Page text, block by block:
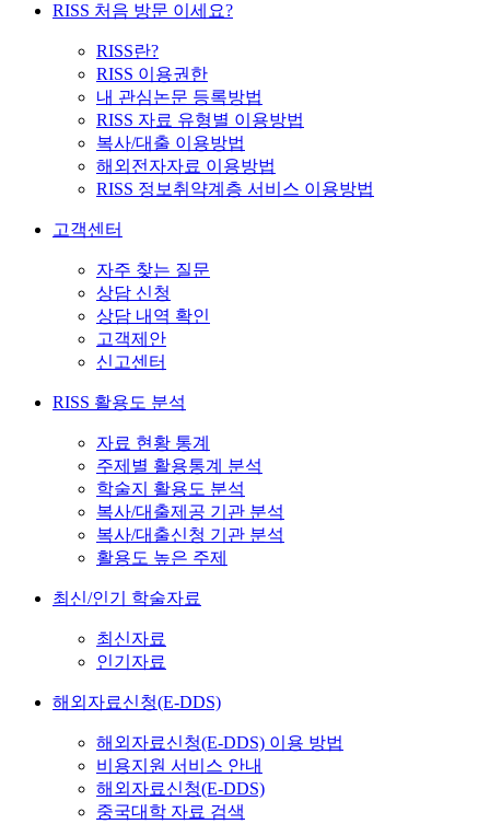
RISS 처음 방문 이세요?
RISS란?
RISS 이용권한
내 관심논문 등록방법
RISS 자료 유형별 이용방법
복사/대출 이용방법
해외전자자료 이용방법
RISS 정보취약계층 서비스 이용방법
고객센터
자주 찾는 질문
상담 신청
상담 내역 확인
고객제안
신고센터
RISS 활용도 분석
자료 현황 통계
주제별 활용통계 분석
학술지 활용도 분석
복사/대출제공 기관 분석
복사/대출신청 기관 분석
활용도 높은 주제
최신/인기 학술자료
최신자료
인기자료
해외자료신청(E-DDS)
해외자료신청(E-DDS) 이용 방법
비용지원 서비스 안내
해외자료신청(E-DDS)
중국대학 자료 검색